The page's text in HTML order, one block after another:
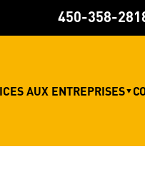
450-358-
AUX ENTREPRISES▼